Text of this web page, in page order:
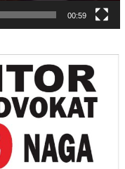
00:59